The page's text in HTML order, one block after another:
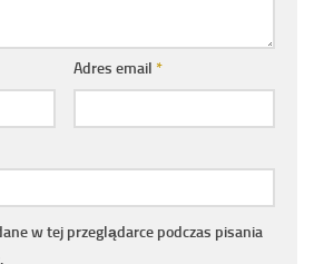
Adres email *
w tej przeglądarce podczas pisania